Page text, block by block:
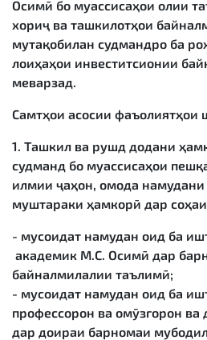
Осимӣ бо муассисаҳои олии
хориҷ ва ташкилотҳои
мутақобилан судмандро ба
лоиҳаҳои инвеститсионии
меварзад.
Самтҳои асосии фаъолиятҳои
1. Ташкил ва рушд додани
судманд бо муассисаҳои
илмии ҷаҳон, омода
муштараки ҳамкорӣ дар
- мусоидат намудан оид ба
академик М.С. Осимӣ дар
байналмилалии таълимӣ;
- мусоидат намудан оид ба
профессорон ва омӯзгорон
дар доираи барномаи